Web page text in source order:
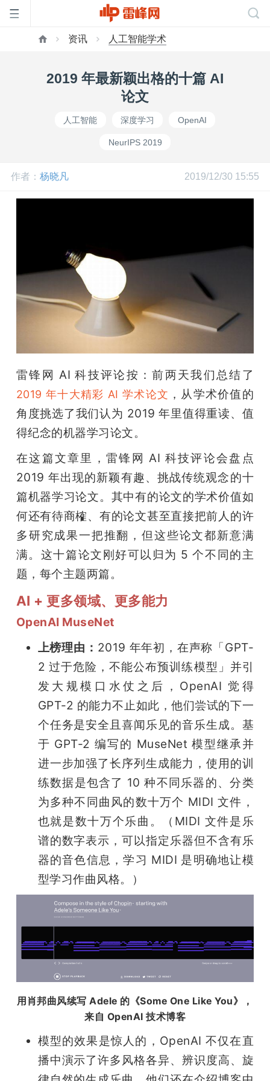
网
开
课
动
中
心
专
题
爱
机
资讯 人工智能学术
2019 年最新颖出格的十篇 AI
论文
人工智能 深度学习 OpenAI
NeurIPS 2019
作者： 杨晓凡 2019/12/30 15:55
2019 年十大精彩 AI 学术论文 ，从学术价值的
角度挑选了我们认为 2019 年里值得重读、值
得纪念的机器学习论文。
在这篇文章里，雷锋网 AI 科技评论会盘点
2019 年出现的新颖有趣、挑战传统观念的十
篇机器学习论文。其中有的论文的学术价值如
何还有待商榷、有的论文甚至直接把前人的许
多研究成果一把推翻，但这些论文都新意满
满。这十篇论文刚好可以归为 5 个不同的主
题，每个主题两篇。
AI + 更多领域、更多能力
OpenAI MuseNet
上榜理由： 2019 年年初，在声称「GPT-
2 过于危险，不能公布预训练模型」并引
发大规模口水仗之后，OpenAI 觉得
GPT-2 的能力不止如此，他们尝试的下一
个任务是安全且喜闻乐见的音乐生成。基
于 GPT-2 编写的 MuseNet 模型继承并
进一步加强了长序列生成能力，使用的训
练数据是包含了 10 种不同乐器的、分类
为多种不同曲风的数十万个 MIDI 文件，
也就是数十万个乐曲。（MIDI 文件是乐
谱的数字表示，可以指定乐器但不含有乐
器的音色信息，学习 MIDI 是明确地让模
型学习作曲风格。）
用肖邦曲风续写 Adele 的《Some One Like You》，
来自 OpenAI 技术博客
模型的效果是惊人的，OpenAI 不仅在直
播中演示了许多风格各异、辨识度高、旋